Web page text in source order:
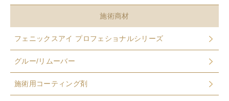
施術商材
フェニックスアイ プロフェショナルシリーズ
グルー/リムーバー
施術用コーティング剤